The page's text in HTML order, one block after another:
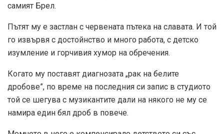
самият Брел.
Пътят му е застлан с червената пътека на славата. И той
го извървя с достойнство и много работа, с детско
изумление и горчивия хумор на обречения.
Когато му поставят диагнозата „рак на белите
дробове”, по време на последния си запис в студиото
той се шегува с музикантите дали на някого не му се
намира един бял дроб в повече.